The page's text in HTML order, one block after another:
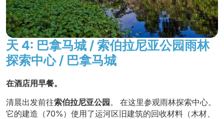
天 4: 巴拿马城 / 索伯拉尼亚公园雨林
探索中心 / 巴拿马城
在酒店用早餐。
清晨出发前往索伯拉尼亚公园。 在这里参观雨林探索中心。
它的建造（70%）使用了运河区旧建筑的回收材料（木材、